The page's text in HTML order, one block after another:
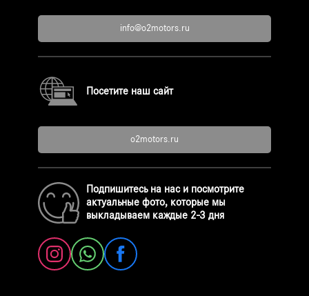
info@o2motors.ru
Посетите наш сайт
o2motors.ru
Подпишитесь на нас и посмотрите
актуальные фото, которые мы
выкладываем каждые 2-3 дня